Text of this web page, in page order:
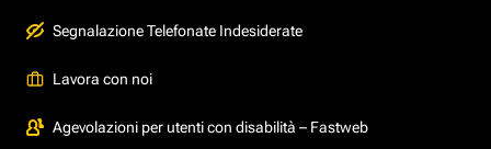
Segnalazione Telefonate Indesiderate
Lavora con noi
Agevolazioni per utenti con disabilità – Fastweb